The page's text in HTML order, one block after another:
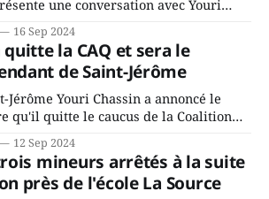
une conversation avec Youri
Sera-t-il candidat indépendant dans 2
autre parti, par exemple les
Duhaime? Que lui
16 Sep 2024
la CAQ et sera le
de Saint-Jérôme
Jérôme Youri Chassin a annoncé le
qu'il quitte le caucus de la Coalition
CAQ, surtout de son incapacité, qu'il
des
12 Sep 2024
mineurs arrêtés à la suite
près de l'école La Source